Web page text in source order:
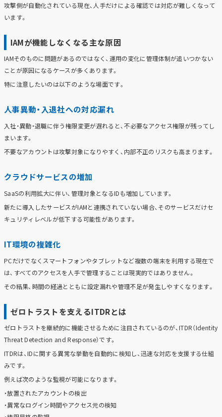
攻撃側が自動化されている現在、人手だけによる確認では対応が難しくなって
います。
IAMが機能しなくなる主な原因
IAMそのものに問題があるのではなく、運用の変化に管理体制が追いつかない
ことが原因になるケースが多くあります。
特に注意したいのは以下のような場面です。
人事異動・入退社への対応漏れ
入社・異動・退職に伴う権限変更が遅れると、不必要なアクセス権限が残ってし
まいます。
不要なアカウントは攻撃対象になりやすく、内部不正のリスクも高まります。
クラウドサービスの増加
SaaSの利用拡大に伴い、管理対象となるIDも増加しています。
新たに導入したサービスがIAMと連携されていない場合、そのサービスだけセ
キュリティレベルが低下する可能性があります。
IT環境の複雑化
PCだけでなくスマートフォンやタブレットなど複数の端末を利用する現在で
は、すべてのアクセスを人手で管理することは現実的ではありません。
その結果、時間の経過とともに設定漏れや管理不足が発生しやすくなります。
ゼロトラストを支えるITDRとは
ゼロトラストを継続的に機能させるために注目されているのが、ITDR（Identity
Threat Detection and Response）です。
ITDRは、IDに関する異常な挙動を自動的に検知し、迅速な対応を支援する仕組
みです。
例えば次のような監視が可能になります。
・放置されたアカウントの検出
・異常なログイン時間やアクセス元の検知